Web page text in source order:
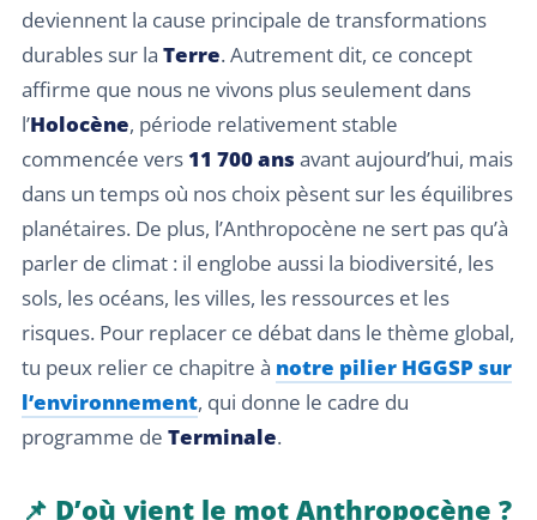
deviennent la cause principale de transformations
durables sur la Terre. Autrement dit, ce concept
affirme que nous ne vivons plus seulement dans
l’Holocène, période relativement stable
commencée vers 11 700 ans avant aujourd’hui, mais
dans un temps où nos choix pèsent sur les équilibres
planétaires. De plus, l’Anthropocène ne sert pas qu’à
parler de climat : il englobe aussi la biodiversité, les
sols, les océans, les villes, les ressources et les
risques. Pour replacer ce débat dans le thème global,
tu peux relier ce chapitre à notre pilier HGGSP sur
l’environnement, qui donne le cadre du
programme de Terminale.
📌 D’où vient le mot Anthropocène ?